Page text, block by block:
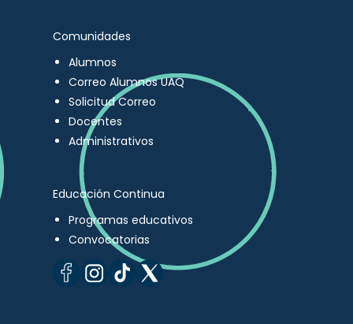
Comunidades
Alumnos
Correo Alumnos UAQ
Solicitud Correo
Docentes
Administrativos
Educación Continua
Programas educativos
Convocatorias